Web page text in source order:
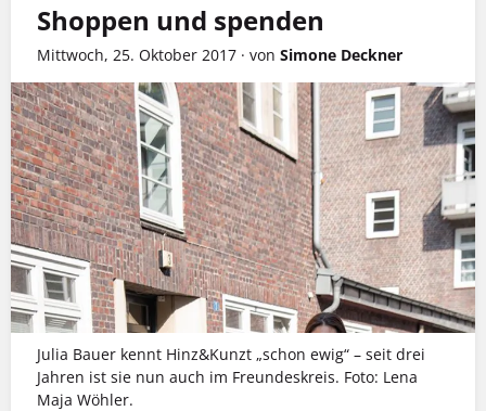
Shoppen und spenden
Mittwoch, 25. Oktober 2017 · von Simone Deckner
Julia Bauer kennt Hinz&Kunzt „schon ewig“ – seit drei
Jahren ist sie nun auch im Freundeskreis. Foto: Lena
Maja Wöhler.